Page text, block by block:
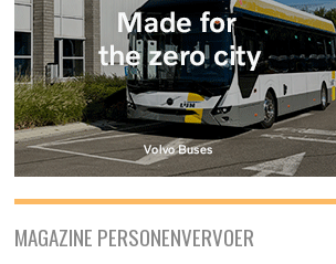
MAGAZINE PERSONENVERVOER